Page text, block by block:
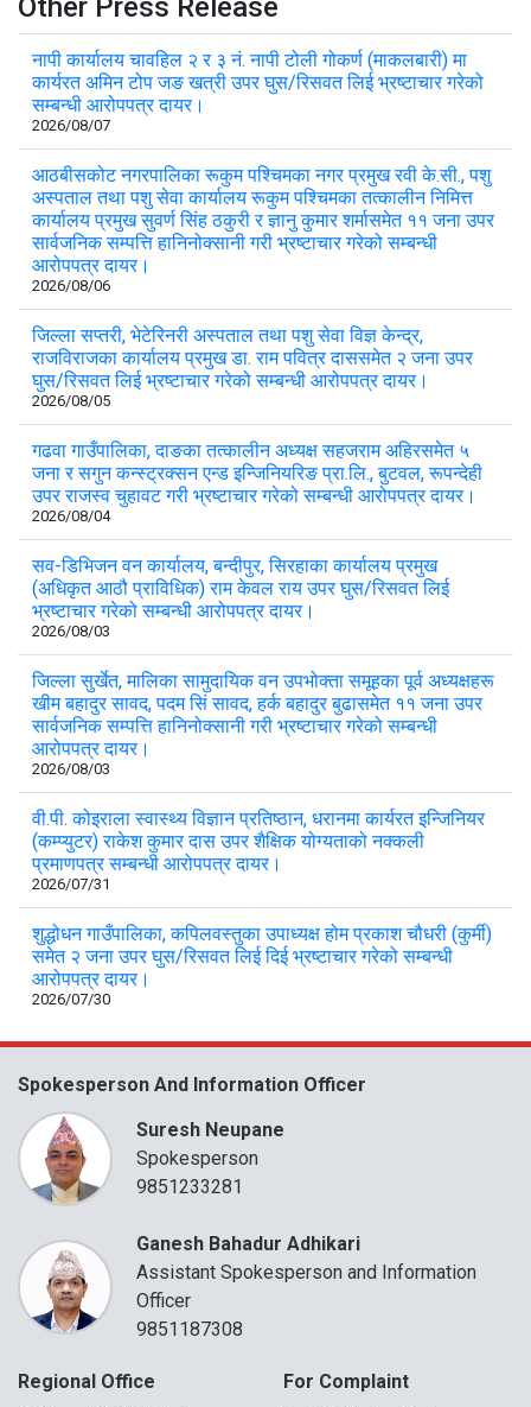
Other Press Release
नापी कार्यालय चावहिल २ र ३ नं. नापी टोली गोकर्ण (माकलबारी) मा
कार्यरत अमिन टोप जङ खत्री उपर घुस/रिसवत लिई भ्रष्टाचार गरेको
सम्बन्धी आरोपपत्र दायर।
2026/08/07
आठबीसकोट नगरपालिका रूकुम पश्चिमका नगर प्रमुख रवी के.सी., पशु
अस्पताल तथा पशु सेवा कार्यालय रूकुम पश्चिमका तत्कालीन निमित्त
कार्यालय प्रमुख सुवर्ण सिंह ठकुरी र ज्ञानु कुमार शर्मासमेत ११ जना उपर
सार्वजनिक सम्पत्ति हानिनोक्सानी गरी भ्रष्टाचार गरेको सम्बन्धी
आरोपपत्र दायर।
2026/08/06
जिल्ला सप्तरी, भेटेरिनरी अस्पताल तथा पशु सेवा विज्ञ केन्द्र,
राजविराजका कार्यालय प्रमुख डा. राम पवित्र दाससमेत २ जना उपर
घुस/रिसवत लिई भ्रष्टाचार गरेको सम्बन्धी आरोपपत्र दायर।
2026/08/05
गढवा गाउँपालिका, दाङका तत्कालीन अध्यक्ष सहजराम अहिरसमेत ५
जना र सगुन कन्स्ट्रक्सन एन्ड इन्जिनियरिङ प्रा.लि., बुटवल, रूपन्देही
उपर राजस्व चुहावट गरी भ्रष्टाचार गरेको सम्बन्धी आरोपपत्र दायर।
2026/08/04
सव-डिभिजन वन कार्यालय, बन्दीपुर, सिरहाका कार्यालय प्रमुख
(अधिकृत आठौ प्राविधिक) राम केवल राय उपर घुस/रिसवत लिई
भ्रष्टाचार गरेको सम्बन्धी आरोपपत्र दायर।
2026/08/03
जिल्ला सुर्खेत, मालिका सामुदायिक वन उपभोक्ता समूहका पूर्व अध्यक्षहरू
खीम बहादुर सावद, पदम सिं सावद, हर्क बहादुर बुढासमेत ११ जना उपर
सार्वजनिक सम्पत्ति हानिनोक्सानी गरी भ्रष्टाचार गरेको सम्बन्धी
आरोपपत्र दायर।
2026/08/03
वी.पी. कोइराला स्वास्थ्य विज्ञान प्रतिष्ठान, धरानमा कार्यरत इन्जिनियर
(कम्प्युटर) राकेश कुमार दास उपर शैक्षिक योग्यताको नक्कली
प्रमाणपत्र सम्बन्धी आरोपपत्र दायर।
2026/07/31
शुद्धोधन गाउँपालिका, कपिलवस्तुका उपाध्यक्ष होम प्रकाश चौधरी (कुर्मी)
समेत २ जना उपर घुस/रिसवत लिई दिई भ्रष्टाचार गरेको सम्बन्धी
आरोपपत्र दायर।
2026/07/30
Spokesperson And Information Officer
Suresh Neupane
Spokesperson
9851233281
Ganesh Bahadur Adhikari
Assistant Spokesperson and Information
Officer
9851187308
Regional Office For Complaint